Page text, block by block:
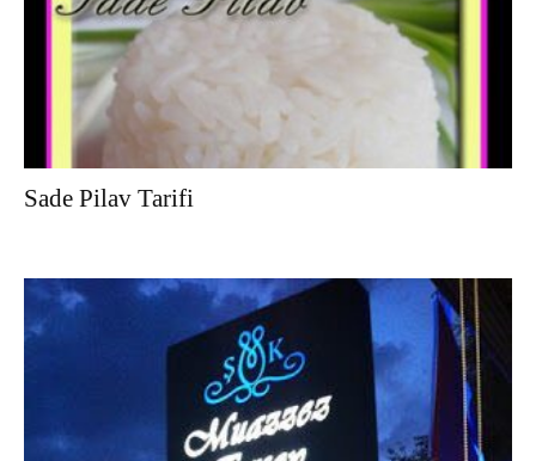
Sade Pilav Tarifi